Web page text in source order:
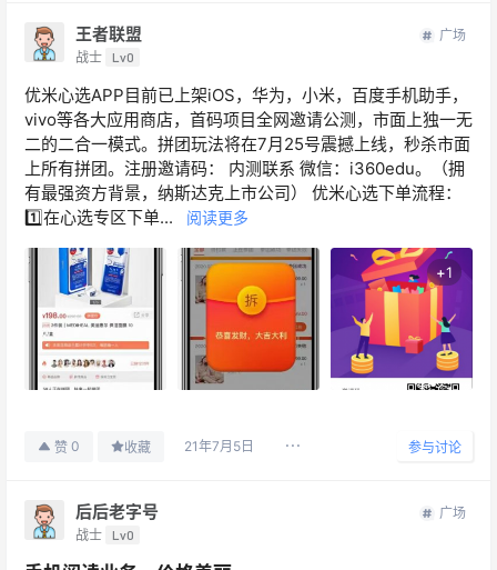
王者联盟
战士 Lv0
广场
优米心选APP目前已上架iOS，华为，小米，百度手机助手，
vivo等各大应用商店，首码项目全网邀请公测，市面上独一无
二的二合一模式。拼团玩法将在7月25号震撼上线，秒杀市面
上所有拼团。注册邀请码： 内测联系 微信：i360edu。（拥
有最强资方背景，纳斯达克上市公司） 优米心选下单流程：
1️⃣在心选专区下单...
阅读更多
+1
赞 0 收藏 21年7月5日 参与讨论
后后老字号
战士 Lv0
广场